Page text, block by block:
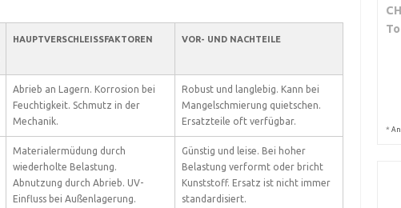
HAUPTVERSCHLEISSFAKTOREN VOR- UND NACHTEILE
Abrieb an Lagern. Korrosion bei
Feuchtigkeit. Schmutz in der
Mechanik.
Robust und langlebig. Kann bei
Mangelschmierung quietschen.
Ersatzteile oft verfügbar.
Materialermüdung durch
wiederholte Belastung.
Abnutzung durch Abrieb. UV-
Einfluss bei Außenlagerung.
Günstig und leise. Bei hoher
Belastung verformt oder bricht
Kunststoff. Ersatz ist nicht immer
standardisiert.
*